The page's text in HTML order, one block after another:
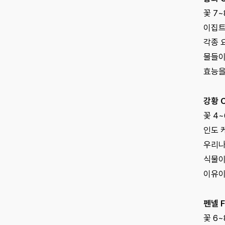
꽃
이집
각종
물들
효능
강황
꽃
인도
우리
식물
이유
펜넬
꽃